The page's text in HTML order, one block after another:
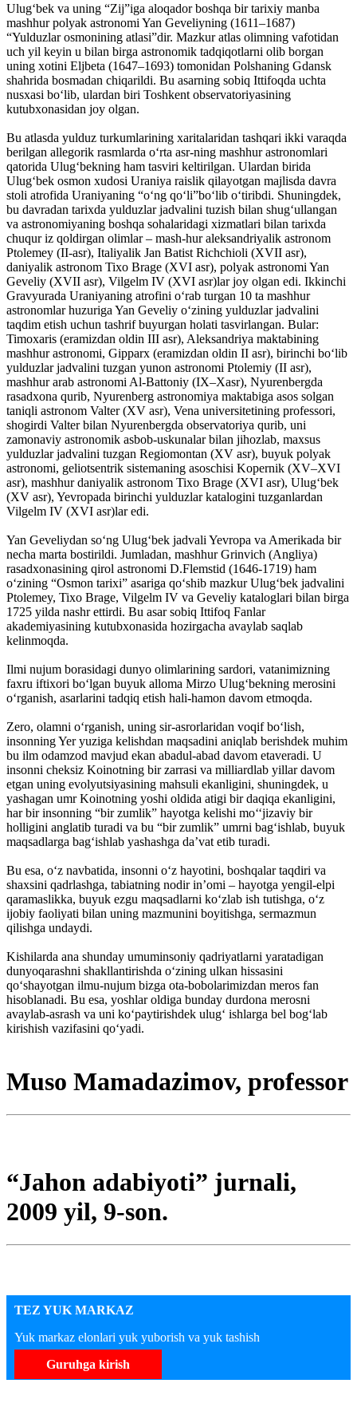
Ulug‘bek va uning “Zij”iga aloqador boshqa bir tarixiy manba
mashhur polyak astronomi Yan Geveliyning (1611–1687)
“Yulduzlar osmonining atlasi”dir. Mazkur atlas olimning vafotidan
uch yil keyin u bilan birga astronomik tadqiqotlarni olib borgan
uning xotini Eljbeta (1647–1693) tomonidan Polshaning Gdansk
shahrida bosmadan chiqarildi. Bu asarning sobiq Ittifoqda uchta
nusxasi bo‘lib, ulardan biri Toshkent observatoriyasining
kutubxonasidan joy olgan.
Bu atlasda yulduz turkumlarining xaritalaridan tashqari ikki varaqda
berilgan allegorik rasmlarda o‘rta asr-ning mashhur astronomlari
qatorida Ulug‘bekning ham tasviri keltirilgan. Ulardan birida
Ulug‘bek osmon xudosi Uraniya raislik qilayotgan majlisda davra
stoli atrofida Uraniyaning “o‘ng qo‘li”bo‘lib o‘tiribdi. Shuningdek,
bu davradan tarixda yulduzlar jadvalini tuzish bilan shug‘ullangan
va astronomiyaning boshqa sohalaridagi xizmatlari bilan tarixda
chuqur iz qoldirgan olimlar – mash-hur aleksandriyalik astronom
Ptolemey (II-asr), Italiyalik Jan Batist Richchioli (XVII asr),
daniyalik astronom Tixo Brage (XVI asr), polyak astronomi Yan
Geveliy (XVII asr), Vilgelm IV (XVI asr)lar joy olgan edi. Ikkinchi
Gravyurada Uraniyaning atrofini o‘rab turgan 10 ta mashhur
astronomlar huzuriga Yan Geveliy o‘zining yulduzlar jadvalini
taqdim etish uchun tashrif buyurgan holati tasvirlangan. Bular:
Timoxaris (eramizdan oldin III asr), Aleksandriya maktabining
mashhur astronomi, Gipparx (eramizdan oldin II asr), birinchi bo‘lib
yulduzlar jadvalini tuzgan yunon astronomi Ptolemiy (II asr),
mashhur arab astronomi Al-Battoniy (IX–Xasr), Nyurenbergda
rasadxona qurib, Nyurenberg astronomiya maktabiga asos solgan
taniqli astronom Valter (XV asr), Vena universitetining professori,
shogirdi Valter bilan Nyurenbergda observatoriya qurib, uni
zamonaviy astronomik asbob-uskunalar bilan jihozlab, maxsus
yulduzlar jadvalini tuzgan Regiomontan (XV asr), buyuk polyak
astronomi, geliotsentrik sistemaning asoschisi Kopernik (XV–XVI
asr), mashhur daniyalik astronom Tixo Brage (XVI asr), Ulug‘bek
(XV asr), Yevropada birinchi yulduzlar katalogini tuzganlardan
Vilgelm IV (XVI asr)lar edi.
Yan Geveliydan so‘ng Ulug‘bek jadvali Yevropa va Amerikada bir
necha marta bostirildi. Jumladan, mashhur Grinvich (Angliya)
rasadxonasining qirol astronomi D.Flemstid (1646-1719) ham
o‘zining “Osmon tarixi” asariga qo‘shib mazkur Ulug‘bek jadvalini
Ptolemey, Tixo Brage, Vilgelm IV va Geveliy kataloglari bilan birga
1725 yilda nashr ettirdi. Bu asar sobiq Ittifoq Fanlar
akademiyasining kutubxonasida hozirgacha avaylab saqlab
kelinmoqda.
Ilmi nujum borasidagi dunyo olimlarining sardori, vatanimizning
faxru iftixori bo‘lgan buyuk alloma Mirzo Ulug‘bekning merosini
o‘rganish, asarlarini tadqiq etish hali-hamon davom etmoqda.
Zero, olamni o‘rganish, uning sir-asrorlaridan voqif bo‘lish,
insonning Yer yuziga kelishdan maqsadini aniqlab berishdek muhim
bu ilm odamzod mavjud ekan abadul-abad davom etaveradi. U
insonni cheksiz Koinotning bir zarrasi va milliardlab yillar davom
etgan uning evolyutsiyasining mahsuli ekanligini, shuningdek, u
yashagan umr Koinotning yoshi oldida atigi bir daqiqa ekanligini,
har bir insonning “bir zumlik” hayotga kelishi mo‘‘jizaviy bir
holligini anglatib turadi va bu “bir zumlik” umrni bag‘ishlab, buyuk
maqsadlarga bag‘ishlab yashashga da’vat etib turadi.
Bu esa, o‘z navbatida, insonni o‘z hayotini, boshqalar taqdiri va
shaxsini qadrlashga, tabiatning nodir in’omi – hayotga yengil-elpi
qaramaslikka, buyuk ezgu maqsadlarni ko‘zlab ish tutishga, o‘z
ijobiy faoliyati bilan uning mazmunini boyitishga, sermazmun
qilishga undaydi.
Kishilarda ana shunday umuminsoniy qadriyatlarni yaratadigan
dunyoqarashni shakllantirishda o‘zining ulkan hissasini
qo‘shayotgan ilmu-nujum bizga ota-bobolarimizdan meros fan
hisoblanadi. Bu esa, yoshlar oldiga bunday durdona merosni
avaylab-asrash va uni ko‘paytirishdek ulug‘ ishlarga bel bog‘lab
kirishish vazifasini qo‘yadi.
Muso Mamadazimov, professor
“Jahon adabiyoti” jurnali,
2009 yil, 9-son.
TEZ YUK MARKAZ
Yuk markaz elonlari yuk yuborish va yuk tashish
Guruhga kirish